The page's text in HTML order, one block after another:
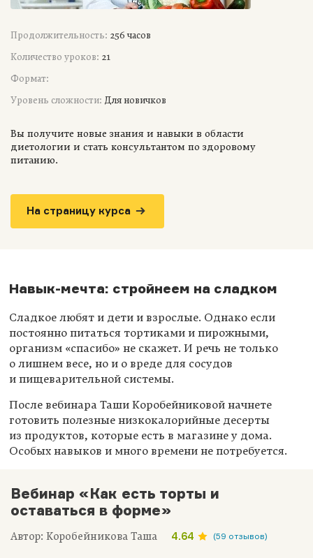
Продолжительность: 256 часов
Количество уроков: 21
Формат:
Уровень сложности: Для новичков
Вы получите новые знания и навыки в области
диетологии и стать консультантом по здоровому
питанию.
На страницу курса
Навык-мечта: стройнеем на сладком
Сладкое любят и дети и взрослые. Однако если
постоянно питаться тортиками и пирожными,
организм «спасибо» не скажет. И речь не только
о лишнем весе, но и о вреде для сосудов
и пищеварительной системы.
После вебинара Таши Коробейниковой начнете
готовить полезные низкокалорийные десерты
из продуктов, которые есть в магазине у дома.
Особых навыков и много времени не потребуется.
Вебинар «Как есть торты и
оставаться в форме»
Автор: Коробейникова Таша 4.64 (59 отзывов)